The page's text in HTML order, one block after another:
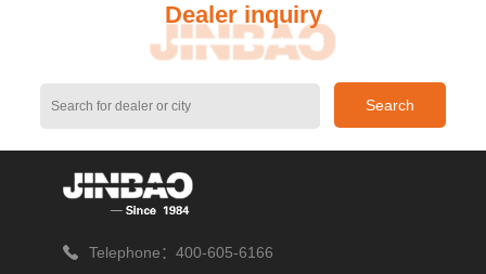
Dealer inquiry
Telephone：400-605-6166